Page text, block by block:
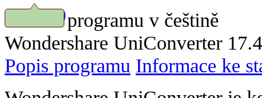
Náhled programu v češtině
Wondershare UniConverter
Popis programu Informace ke